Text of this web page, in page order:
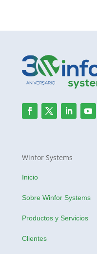
Winfor Systems
Inicio
Sobre Winfor Systems
Productos y Servicios
Clientes